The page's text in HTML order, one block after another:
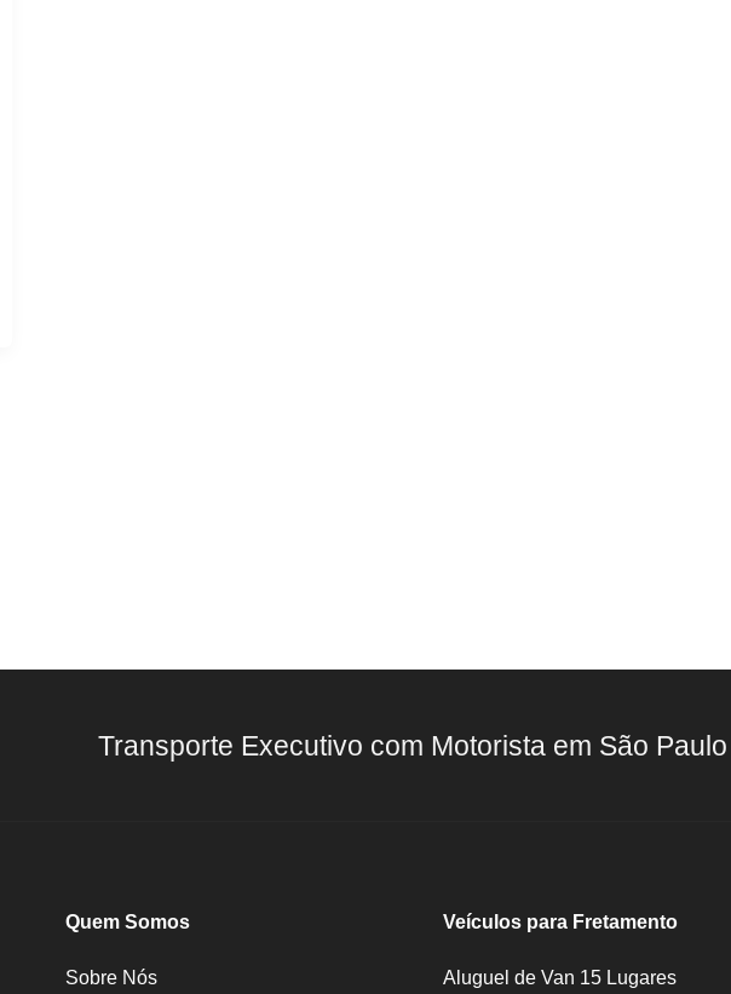
Transporte Executivo com Motorista em São Paulo
Quem Somos
Sobre Nós
Veículos para Fretamento
Aluguel de Van 15 Lugares